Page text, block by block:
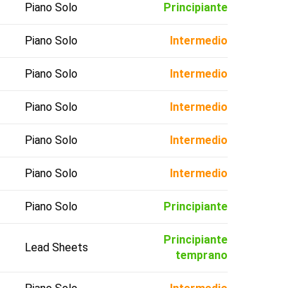
Piano Solo Principiante
Piano Solo Intermedio
Piano Solo Intermedio
Piano Solo Intermedio
Piano Solo Intermedio
Piano Solo Intermedio
Piano Solo Principiante
Lead Sheets
Principiante
temprano